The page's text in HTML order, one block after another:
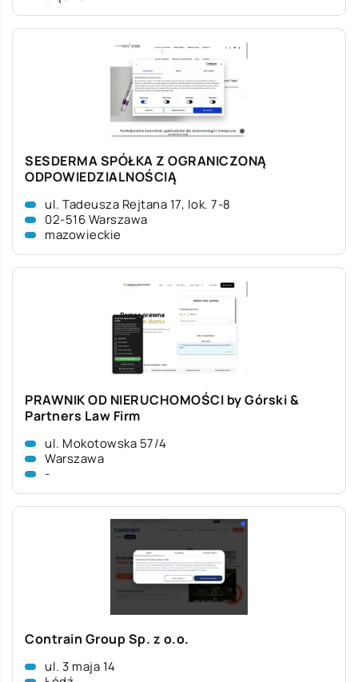
SESDERMA SPÓŁKA Z OGRANICZONĄ
ODPOWIEDZIALNOŚCIĄ
ul. Tadeusza Rejtana 17, lok. 7-8
02-516 Warszawa
mazowieckie
PRAWNIK OD NIERUCHOMOŚCI by Górski &
Partners Law Firm
ul. Mokotowska 57/4
Warszawa
-
Contrain Group Sp. z o.o.
ul. 3 maja 14